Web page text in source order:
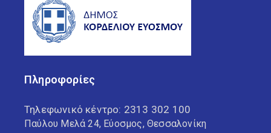
Πληροφορίες
Τηλεφωνικό κέντρο: 2313 302 100
Παύλου Μελά 24, Εύοσμος, Θεσσαλονίκη